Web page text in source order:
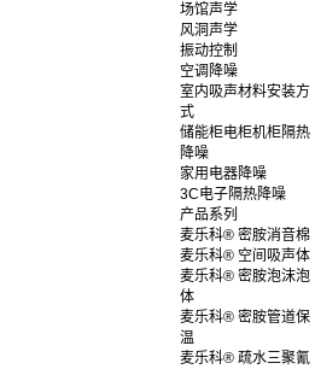
场馆声学
风洞声学
振动控制
空调降噪
室内吸声材料安装方
式
储能柜电柜机柜隔热
降噪
家用电器降噪
3C电子隔热降噪
产品系列
麦乐科® 密胺消音棉
麦乐科® 空间吸声体
麦乐科® 密胺泡沫泡
体
麦乐科® 密胺管道保
温
麦乐科® 疏水三聚氰